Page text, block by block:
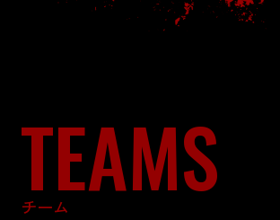
TEAMS
チーム